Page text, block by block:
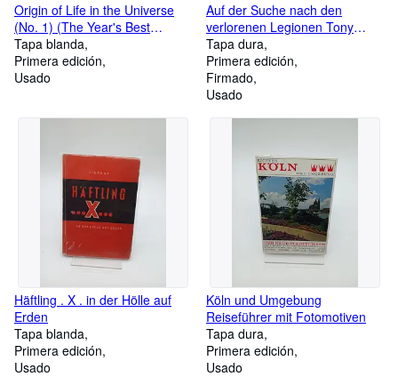
Origin of Life in the Universe
(No. 1) (The Year's Best
Science Fiction)
Tapa blanda
Primera edición
Usado
Auf der Suche nach den
verlorenen Legionen Tony
Clunn. [1. Übers. a.d. Engl. v.
Karsten Igel. Überarb. v. Anna
Cheeseman-Clunn und Ursula
Cheeseman]
Tapa dura
Primera edición
Firmado
Usado
Häftling . X . in der Hölle auf
Erden
Tapa blanda
Primera edición
Usado
Köln und Umgebung
Reiseführer mit Fotomotiven
Tapa dura
Primera edición
Usado